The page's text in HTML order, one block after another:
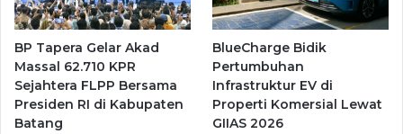
BP Tapera Gelar Akad
Massal 62.710 KPR
Sejahtera FLPP Bersama
Presiden RI di Kabupaten
Batang
BlueCharge Bidik
Pertumbuhan
Infrastruktur EV di
Properti Komersial Lewat
GIIAS 2026